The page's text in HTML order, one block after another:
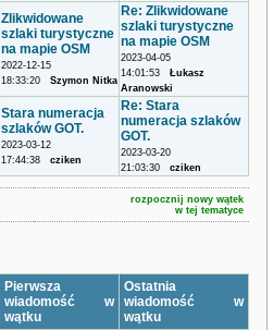
Zlikwidowane
szlaki turystyczne
na mapie OSM
2022-12-15
18:33:20 Szymon Nitka
Re: Zlikwidowane
szlaki turystyczne
na mapie OSM
2023-04-05
14:01:53 Łukasz
Aranowski
Stara numeracja
szlaków GOT.
2023-03-12
17:44:38 cziken
Re: Stara
numeracja szlaków
GOT.
2023-03-20
21:03:30 cziken
rozpocznij nowy wątek
w tej tematyce
Pierwsza
wiadomość w
wątku
Ostatnia
wiadomość w
wątku